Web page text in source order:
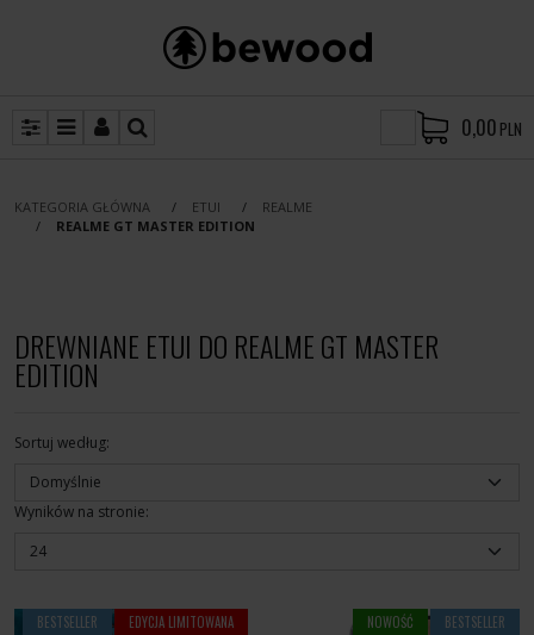
PanelMenuPanelSzukaj Lang 0,00 PLN
KATEGORIA GŁÓWNA / ETUI /
REALME
/
REALME GT MASTER EDITION
DREWNIANE ETUI DO REALME GT MASTER
EDITION
Sortuj według:
Wyników na stronie:
BESTSELLER EDYCJA LIMITOWANA NOWOŚĆ
BESTSELLER